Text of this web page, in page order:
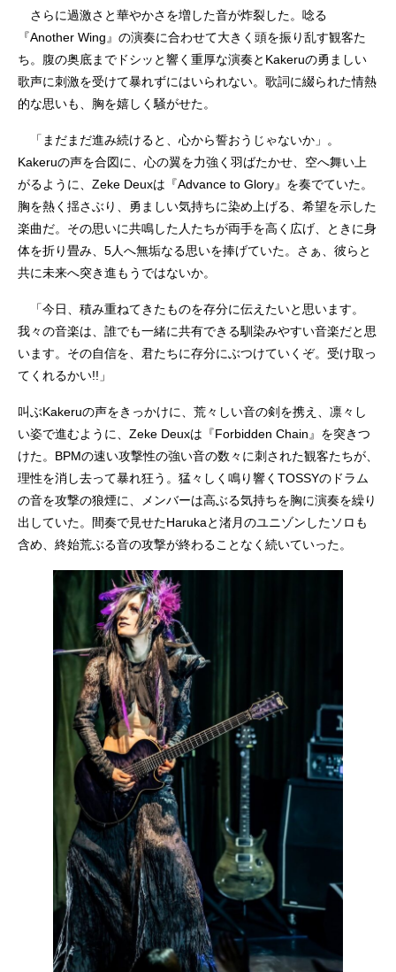
さらに過激さと華やかさを増した音が炸裂した。唸る
『Another Wing』の演奏に合わせて大きく頭を振り乱す観客た
ち。腹の奥底までドシッと響く重厚な演奏とKakeruの勇ましい
歌声に刺激を受けて暴れずにはいられない。歌詞に綴られた情熱
的な思いも、胸を嬉しく騒がせた。
「まだまだ進み続けると、心から誓おうじゃないか」。
Kakeruの声を合図に、心の翼を力強く羽ばたかせ、空へ舞い上
がるように、Zeke Deuxは『Advance to Glory』を奏でていた。
胸を熱く揺さぶり、勇ましい気持ちに染め上げる、希望を示した
楽曲だ。その思いに共鳴した人たちが両手を高く広げ、ときに身
体を折り畳み、5人へ無垢なる思いを捧げていた。さぁ、彼らと
共に未来へ突き進もうではないか。
「今日、積み重ねてきたものを存分に伝えたいと思います。
我々の音楽は、誰でも一緒に共有できる馴染みやすい音楽だと思
います。その自信を、君たちに存分にぶつけていくぞ。受け取っ
てくれるかい!!」
叫ぶKakeruの声をきっかけに、荒々しい音の剣を携え、凛々し
い姿で進むように、Zeke Deuxは『Forbidden Chain』を突きつ
けた。BPMの速い攻撃性の強い音の数々に刺された観客たちが、
理性を消し去って暴れ狂う。猛々しく鳴り響くTOSSYのドラム
の音を攻撃の狼煙に、メンバーは高ぶる気持ちを胸に演奏を繰り
出していた。間奏で見せたHarukaと渚月のユニゾンしたソロも
含め、終始荒ぶる音の攻撃が終わることなく続いていった。